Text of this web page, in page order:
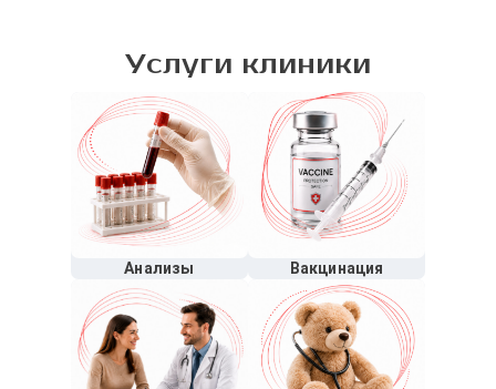
Услуги клиники
Анализы Вакцинация